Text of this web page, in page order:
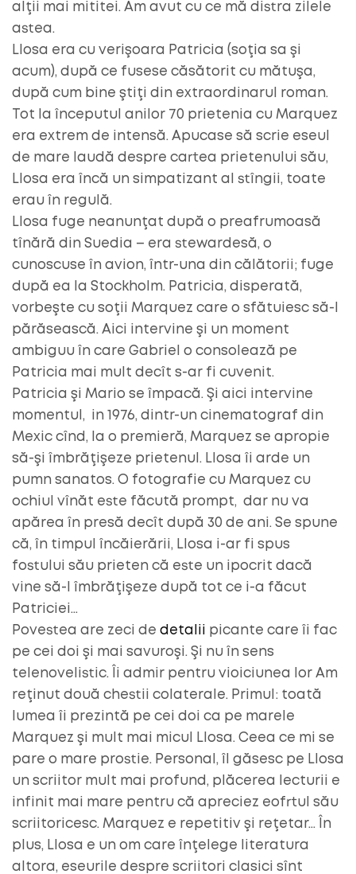
alţii mai mititei. Am avut cu ce mă distra zilele
astea.
Llosa era cu verişoara Patricia (soţia sa şi
acum), după ce fusese căsătorit cu mătuşa,
după cum bine ştiţi din extraordinarul roman.
Tot la începutul anilor 70 prietenia cu Marquez
era extrem de intensă. Apucase să scrie eseul
de mare laudă despre cartea prietenului său,
Llosa era încă un simpatizant al stîngii, toate
erau în regulă.
Llosa fuge neanunţat după o preafrumoasă
tînără din Suedia – era stewardesă, o
cunoscuse în avion, într-una din călătorii; fuge
după ea la Stockholm. Patricia, disperată,
vorbeşte cu soţii Marquez care o sfătuiesc să-l
părăsească. Aici intervine şi un moment
ambiguu în care Gabriel o consolează pe
Patricia mai mult decît s-ar fi cuvenit.
Patricia şi Mario se împacă. Şi aici intervine
momentul, in 1976, dintr-un cinematograf din
Mexic cînd, la o premieră, Marquez se apropie
să-şi îmbrăţişeze prietenul. Llosa îi arde un
pumn sanatos. O fotografie cu Marquez cu
ochiul vînăt este făcută prompt, dar nu va
apărea în presă decît după 30 de ani. Se spune
că, în timpul încăierării, Llosa i-ar fi spus
fostului său prieten că este un ipocrit dacă
vine să-l îmbrăţişeze după tot ce i-a făcut
Patriciei…
Povestea are zeci de detalii picante care îi fac
pe cei doi şi mai savuroşi. Şi nu în sens
telenovelistic. Îi admir pentru vioiciunea lor Am
reţinut două chestii colaterale. Primul: toată
lumea îi prezintă pe cei doi ca pe marele
Marquez şi mult mai micul Llosa. Ceea ce mi se
pare o mare prostie. Personal, îl găsesc pe Llosa
un scriitor mult mai profund, plăcerea lecturii e
infinit mai mare pentru că apreciez eofrtul său
scriitoricesc. Marquez e repetitiv şi reţetar… În
plus, Llosa e un om care înţelege literatura
altora, eseurile despre scriitori clasici sînt